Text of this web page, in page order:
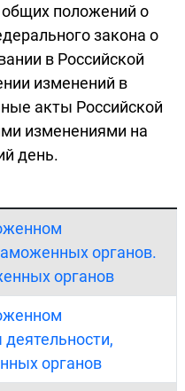
положений о
закона о
в Российской
изменений в
акты Российской
изменениями на
день.
органов.
органов
органов